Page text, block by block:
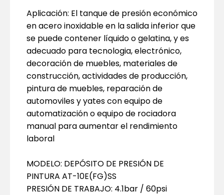
Aplicación: El tanque de presión económico
en acero inoxidable en la salida inferior que
se puede contener líquido o gelatina, y es
adecuado para tecnologia, electrónico,
decoración de muebles, materiales de
construcción, actividades de producción,
pintura de muebles, reparación de
automoviles y yates con equipo de
automatización o equipo de rociadora
manual para aumentar el rendimiento
laboral
MODELO: DEPÓSITO DE PRESIÓN DE
PINTURA AT-10E(FG)SS
PRESIÓN DE TRABAJO: 4.1bar / 60psi